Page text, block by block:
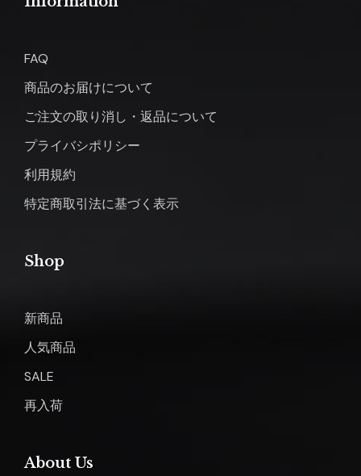
FAQ
商品のお届けについて
ご注文の取り消し・返品について
プライバシポリシー
利用規約
特定商取引法に基づく表示
Shop
新商品
人気商品
SALE
再入荷
About Us